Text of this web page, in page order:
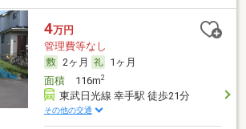
4万円
管理費等なし
2ヶ月
1ヶ月
面積116m2
東武日光線 幸手駅 徒歩21分
その他の交通